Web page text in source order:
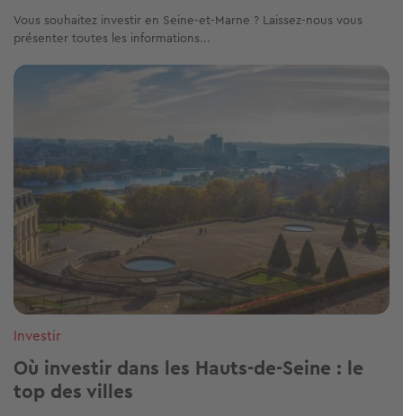
Vous souhaitez investir en Seine-et-Marne ? Laissez-nous vous
présenter toutes les informations...
Image
Investir
Où investir dans les Hauts-de-Seine : le
top des villes